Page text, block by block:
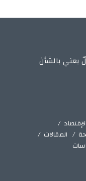
بالشأن
الإقتصاد
المقالات